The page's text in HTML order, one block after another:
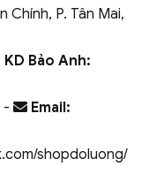
Chính, P. Tân Mai,
KD Bảo Anh:
-
Email:
shopdoluong/